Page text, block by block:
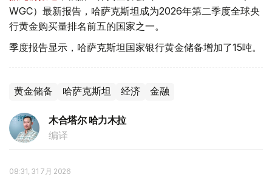
WGC）最新报告，哈萨克斯坦成为2026年第二季度全球央
行黄金购买量排名前五的国家之一。
季度报告显示，哈萨克斯坦国家银行黄金储备增加了15吨。
黄金储备 哈萨克斯坦 经济 金融
木合塔尔 哈力木拉
编译
08:31, 31 7月 2026